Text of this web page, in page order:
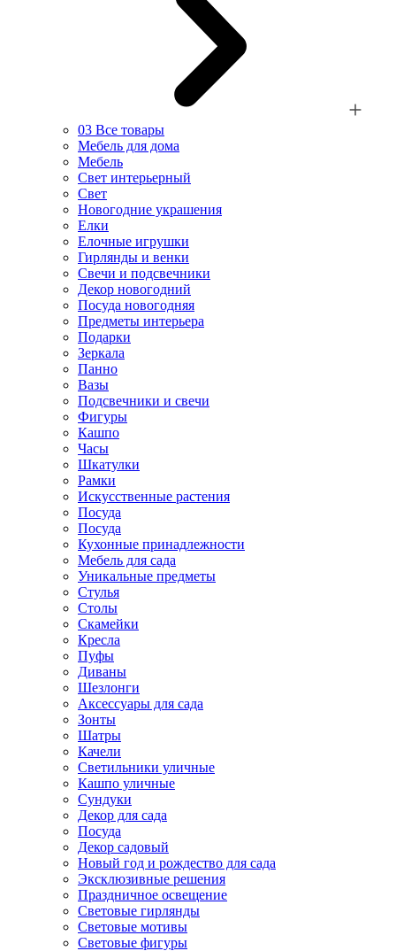
03 Все товары
Мебель для дома
Мебель
Свет интерьерный
Свет
Новогодние украшения
Елки
Елочные игрушки
Гирлянды и венки
Свечи и подсвечники
Декор новогодний
Посуда новогодняя
Предметы интерьера
Подарки
Зеркала
Панно
Вазы
Подсвечники и свечи
Фигуры
Кашпо
Часы
Шкатулки
Рамки
Искусственные растения
Посуда
Посуда
Кухонные принадлежности
Мебель для сада
Уникальные предметы
Стулья
Столы
Скамейки
Кресла
Пуфы
Диваны
Шезлонги
Аксессуары для сада
Зонты
Шатры
Качели
Cветильники уличные
Кашпо уличные
Сундуки
Декор для сада
Посуда
Декор садовый
Новый год и рождество для сада
Эксклюзивные решения
Праздничное освещение
Световые гирлянды
Световые мотивы
Световые фигуры